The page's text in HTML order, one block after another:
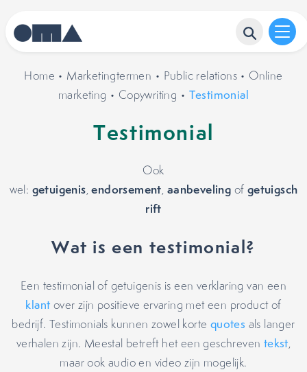
Home • Marketingtermen • Public relations• Online
marketing • Copywriting • Testimonial
Testimonial
Ook
wel: getuigenis,endorsement, aanbeveling of getuigsch
rift
Wat is een testimonial?
Een testimonial of getuigenis is een verklaring van een
klant over zijn positieve ervaring met een product of
bedrijf. Testimonials kunnen zowel korte quotes als langer
verhalen zijn. Meestal betreft het een geschreven tekst,
maar ook audio en video zijn mogelijk.